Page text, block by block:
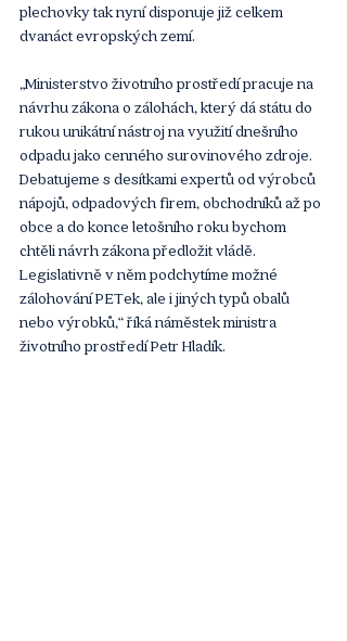
plechovky tak nyní disponuje již celkem
dvanáct evropských zemí.
„Ministerstvo životního prostředí pracuje na
návrhu zákona o zálohách, který dá státu do
rukou unikátní nástroj na využití dnešního
odpadu jako cenného surovinového zdroje.
Debatujeme s desítkami expertů od výrobců
nápojů, odpadových firem, obchodníků až po
obce a do konce letošního roku bychom
chtěli návrh zákona předložit vládě.
Legislativně v něm podchytíme možné
zálohování PETek, ale i jiných typů obalů
nebo výrobků,“ říká náměstek ministra
životního prostředí Petr Hladík.